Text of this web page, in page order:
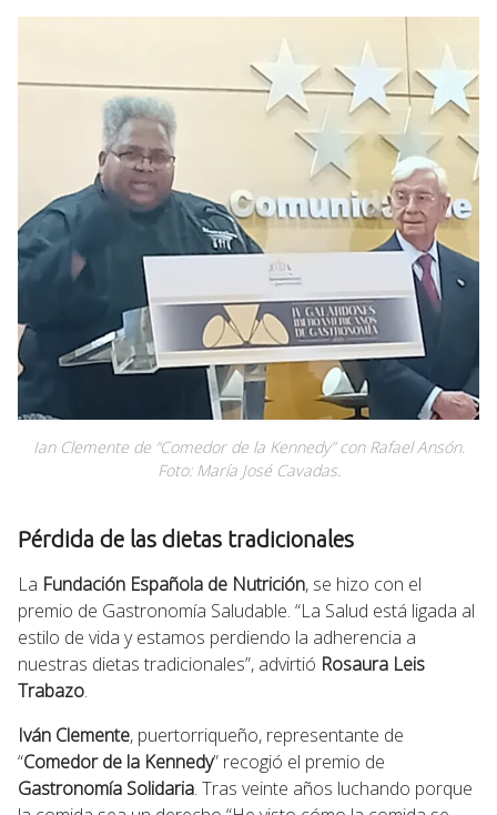
Ian Clemente de “Comedor de la Kennedy” con Rafael Ansón.
Foto: María José Cavadas.
Pérdida de las dietas tradicionales
La Fundación Española de Nutrición, se hizo con el
premio de Gastronomía Saludable. “La Salud está ligada al
estilo de vida y estamos perdiendo la adherencia a
nuestras dietas tradicionales”, advirtió Rosaura Leis
Trabazo.
Iván Clemente, puertorriqueño, representante de
“Comedor de la Kennedy” recogió el premio de
Gastronomía Solidaria. Tras veinte años luchando porque